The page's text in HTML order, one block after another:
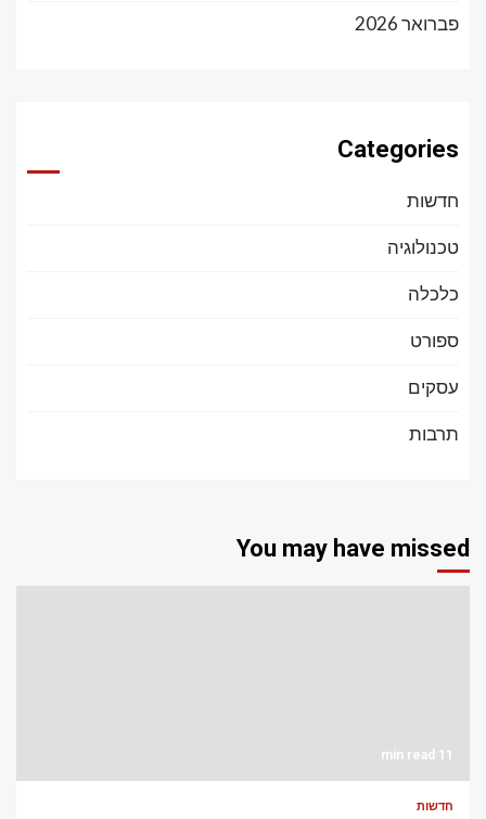
פברואר 2026
Categories
חדשות
טכנולוגיה
כלכלה
ספורט
עסקים
תרבות
You may have missed
11 min read
חדשות